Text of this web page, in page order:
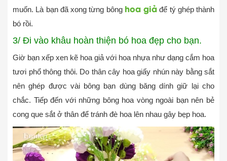
muốn. Là bạn đã xong từng bông hoa giả để tý ghép thành
bó rồi.
3/ Đi vào khâu hoàn thiện bó hoa đẹp cho bạn.
Giờ bạn xếp xen kẽ hoa giả với hoa nhựa như dạng cắm hoa
tươi phổ thông thôi. Do thân cây hoa giấy nhún này bằng sắt
nên ghép được vài bông bạn dùng băng dính giữ lại cho
chắc. Tiếp đến với những bông hoa vòng ngoài bạn nên bẻ
cong que sắt ở thân để tránh đè hoa lên nhau gây bẹp hoa.